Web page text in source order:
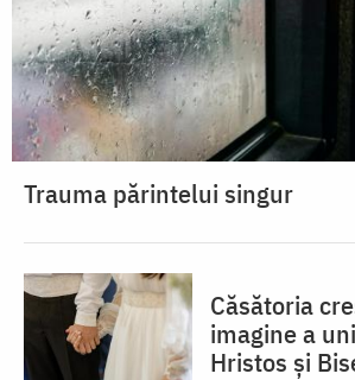
Trauma părintelui singur
Căsătoria
imagine a
Hristos și